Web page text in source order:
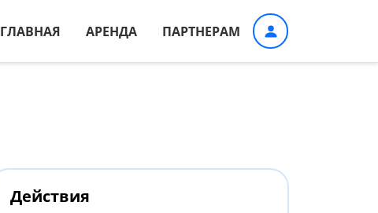
ГЛАВНАЯ АРЕНДА ПАРТНЕРАМ
Действия